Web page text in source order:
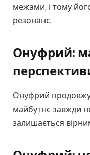
межами, і тому
резонанс.
Онуфрий:
Онуфрий
майбутнє завжди
залишається